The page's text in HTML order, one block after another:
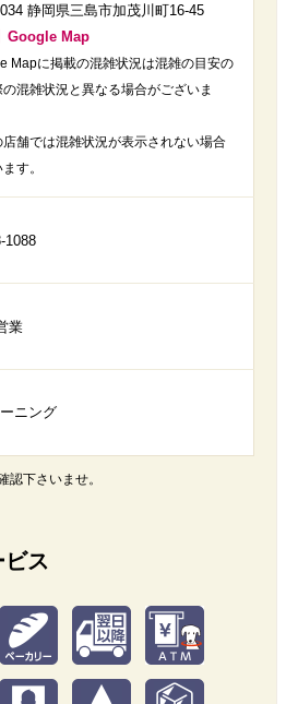
静岡県三島市加茂川町16-45
Google Map
Mapに掲載の混雑状況は混雑の目安の
混雑状況と異なる場合がございま
舗では混雑状況が表示されない場合
す。
1088
業
ニング
下さいませ。
ス